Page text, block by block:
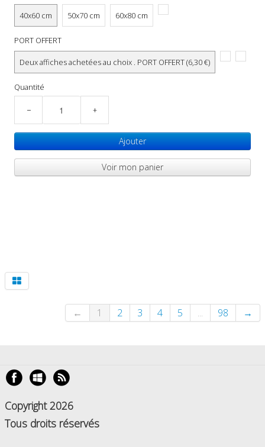
40x60 cm 50x70 cm 60x80 cm
PORT OFFERT
Deux affiches achetées au choix . PORT OFFERT (6,30 €)
Quantité
− +
Ajouter
Voir mon panier
← 1 2 3 4 5 ... 98 →
Copyright 2026
Tous droits réservés